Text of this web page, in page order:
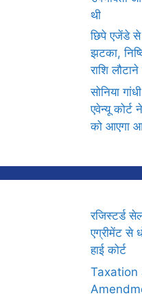
थी
छिपे एजेंडे
झटका,
राशि
सोनिया
एवेन्यू
को आएगा
रजिस्टर्ड
एग्रीमेंट से
हाई कोर्ट
Taxation